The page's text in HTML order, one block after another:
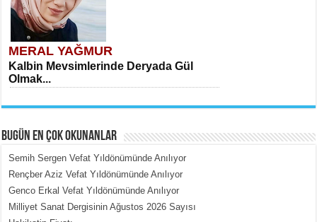
MERAL YAĞMUR
Kalbin Mevsimlerinde Deryada Gül
Olmak...
MEHMET ÇOBAN
İçerdeki Put Dışardaki Maskeler...
BUGÜN EN ÇOK OKUNANLAR
Semih Sergen Vefat Yıldönümünde Anılıyor
Rençber Aziz Vefat Yıldönümünde Anılıyor
Genco Erkal Vefat Yıldönümünde Anılıyor
Milliyet Sanat Dergisinin Ağustos 2026 Sayısı